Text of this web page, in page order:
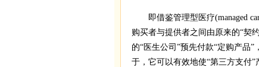
即借鉴管理型医疗(managed
购买者与提供者之间由原来的“契
的“医生公司”预先付款“定购产品
于，它可以有效地使“第三方支付